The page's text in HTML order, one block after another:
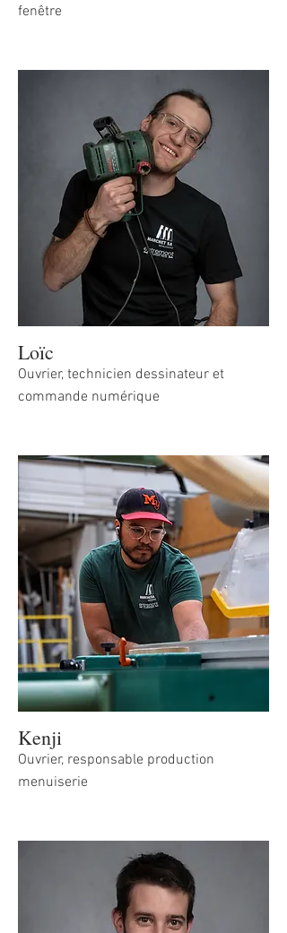
fenêtre
Loïc
Ouvrier, technicien dessinateur et
commande numérique
Kenji
Ouvrier, responsable production
menuiserie